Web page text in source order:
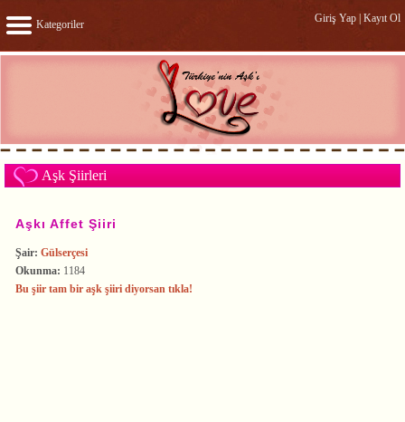
Kategoriler Giriş Yap Kayıt Ol
Aşk Şiirleri
Aşkı Affet Şiiri
Şair: Gülserçesi
Okunma: 1184
Bu şiir tam bir aşk şiiri diyorsan tıkla!